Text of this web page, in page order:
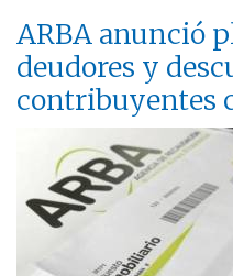
ARBA anunció
deudores y
contribuyentes